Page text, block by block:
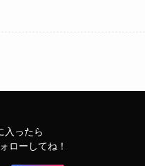
入ったら
ローしてね！